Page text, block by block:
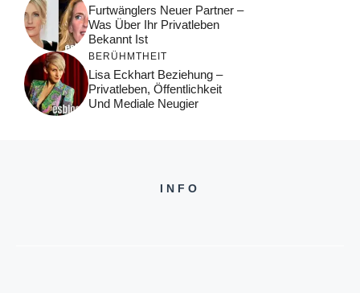
Furtwänglers Neuer Partner –
Was Über Ihr Privatleben
Bekannt Ist
BERÜHMTHEIT
Lisa Eckhart Beziehung –
Privatleben, Öffentlichkeit
Und Mediale Neugier
INFO